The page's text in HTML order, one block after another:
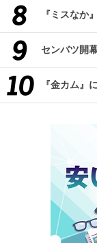
『ミスなか
センバツ開
『金カム』